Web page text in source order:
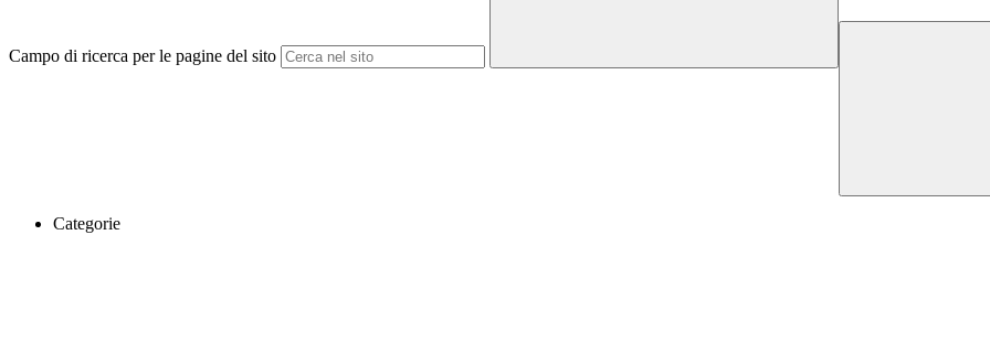
Campo di ricerca per le pagine del sito
Categorie